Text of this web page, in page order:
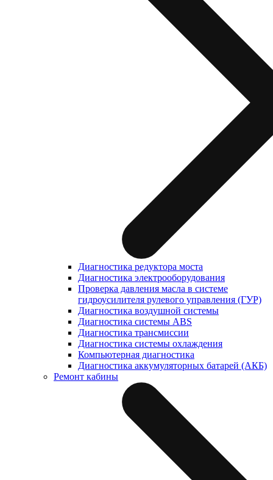
Диагностика редуктора моста
Диагностика электрооборудования
Проверка давления масла в системе
гидроусилителя рулевого управления (ГУР)
Диагностика воздушной системы
Диагностика системы ABS
Диагностика трансмиссии
Диагностика системы охлаждения
Компьютерная диагностика
Диагностика аккумуляторных батарей (АКБ)
Ремонт кабины